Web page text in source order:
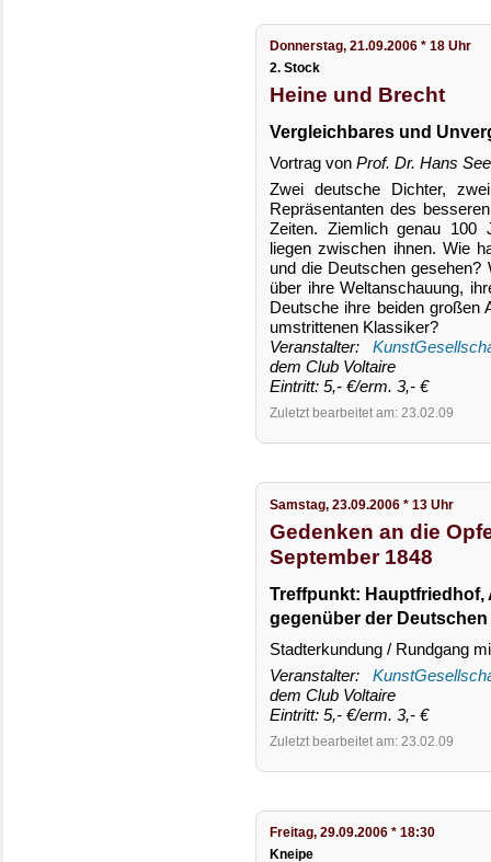
Donnerstag, 21.09.2006 * 18 Uhr
2. Stock
Heine und Brecht
Vergleichbares und
Vortrag vonProf. Dr. Hans See
Zwei deutsche Dichter,
Repräsentanten des
Zeiten. Ziemlich genau 100
liegen zwischen ihnen. Wie
und die Deutschen
über ihre Weltanschauung,
Deutsche ihre beiden großen
umstrittenen Klassiker?
Veranstalter:
dem Club Voltaire
Eintritt: 5,- €/erm. 3,- €
Zuletzt bearbeitet am: 23.02.09
Samstag, 23.09.2006 * 13 Uhr
Gedenken an die
September 1848
Treffpunkt: Hauptfriedhof,
gegenüber der
Stadterkundung / Rundgang
Veranstalter:
dem Club Voltaire
Eintritt: 5,- €/erm. 3,- €
Zuletzt bearbeitet am: 23.02.09
Freitag, 29.09.2006 * 18:30
Kneipe